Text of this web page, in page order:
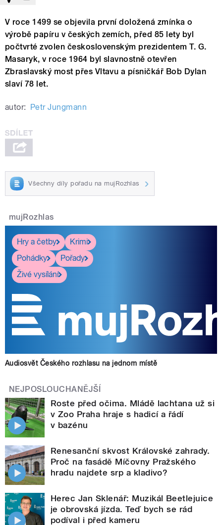
V roce 1499 se objevila první doložená zmínka o
výrobě papíru v českých zemích, před 85 lety byl
počtvrté zvolen československým prezidentem T. G.
Masaryk, v roce 1964 byl slavnostně otevřen
Zbraslavský most přes Vltavu a písničkář Bob Dylan
slaví 78 let.
autor: Petr Jungmann
Všechny díly pořadu na mujRozhlas
mujRozhlas
Hry a četby
Krimi
Pohádky
Pořady
Živé vysílání
Audiosvět Českého rozhlasu na jednom místě
NEJPOSLOUCHANĚJŠÍ
Roste před očima. Mládě lachtana už si
v Zoo Praha hraje s hadicí a řádí
v bazénu
Renesanční skvost Královské zahrady.
Proč na fasádě Míčovny Pražského
hradu najdete srp a kladivo?
Herec Jan Sklenář: Muzikál Beetlejuice
je obrovská jízda. Teď bych se rád
podíval i před kameru